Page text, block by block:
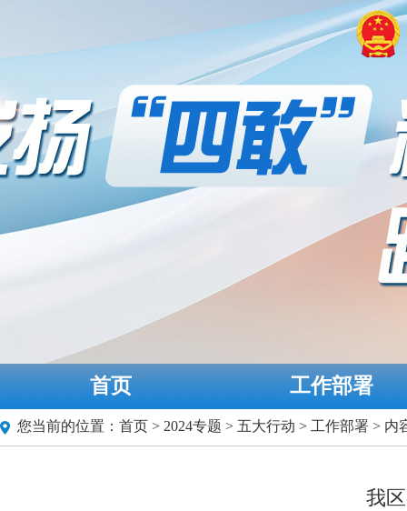
首页 工作部署
您当前的位置： 首页 > 2024专题 > 五大行动 > 工作部署 > 内
我